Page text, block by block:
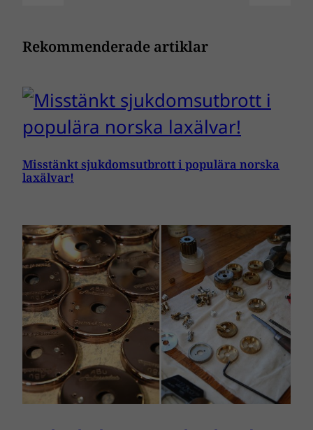
Rekommenderade artiklar
Misstänkt sjukdomsutbrott i populära norska
laxälvar!